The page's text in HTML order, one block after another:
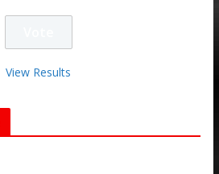
View Results